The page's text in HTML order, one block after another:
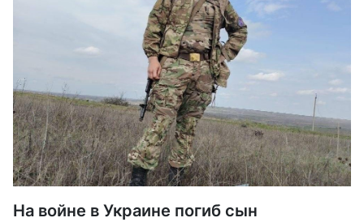
На войне в Украине погиб сын